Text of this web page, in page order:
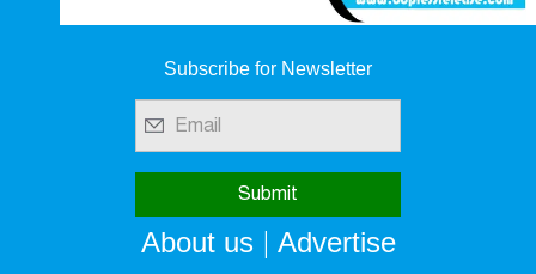
Subscribe for Newsletter
About us| Advertise